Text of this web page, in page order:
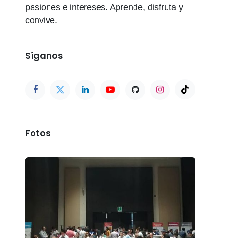
pasiones e intereses. Aprende, disfruta y
convive.
Síganos
Fotos